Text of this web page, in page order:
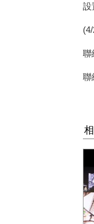
設
聯
聯